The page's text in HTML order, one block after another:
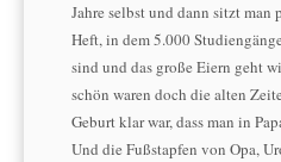
Jahre selbst und dann sitzt man
Heft, in dem 5.000
sind und das große Eiern geht
schön waren doch die alten
Geburt klar war, dass man in
Und die Fußstapfen von Opa,